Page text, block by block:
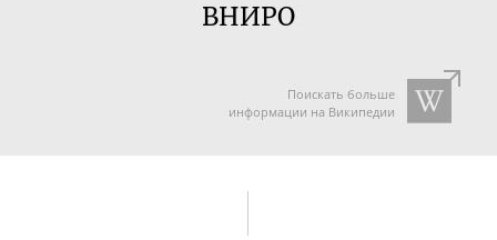
ВНИРО
Поискать больше
информации на Википедии